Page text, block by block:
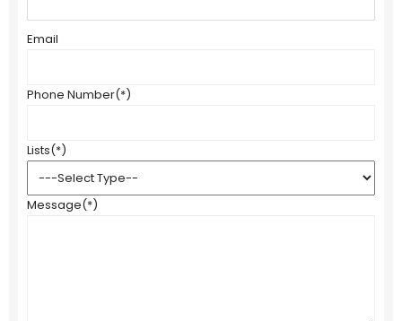
Email
Phone Number(*)
Lists(*)
Message(*)